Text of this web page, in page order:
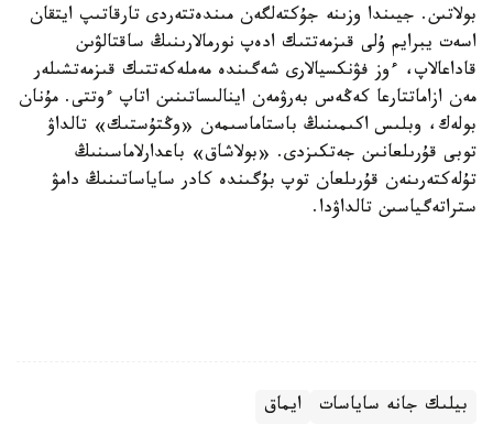
بولاتىن. جيىندا وزىنە جۇكتەلگەن مىندەتتەردى تارقاتىپ ايتقان
اسەت يبرايم ۇلى قىزمەتتىك ادەپ نورمالارىنىڭ ساقتالۋىن
قاداعالاپ، ءوز فۋنكسيالارى شەگىندە مەملەكەتتىك قىزمەتشىلەر
مەن ازاماتتارعا كەڭەس بەرۋمەن اينالىساتىنىن اتاپ ءوتتى. مۇنان
بولەك، وبلىس اكىمىنىڭ باستاماسىمەن «وڭتۇستىك» تالداۋ
توبى قۇرىلعانىن جەتكىزدى. «بولاشاق» باعدارلاماسىنىڭ
تۇلەكتەرىنەن قۇرىلعان توپ بۇگىندە كادر ساياساتىنىڭ دامۋ
ستراتەگياسىن تالداۋدا.
بيلىك جانە ساياسات ايماق